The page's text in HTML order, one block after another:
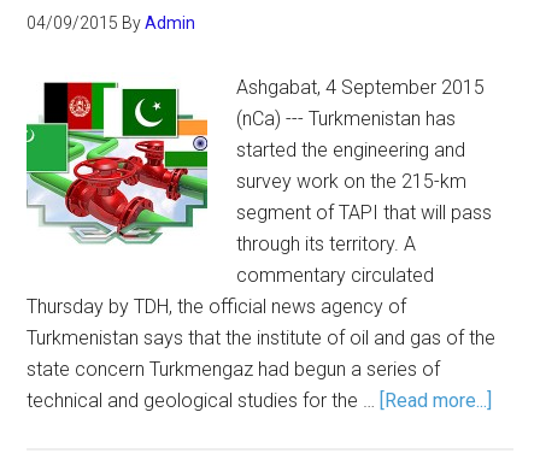
04/09/2015 ByAdmin
Ashgabat, 4 September 2015
(nCa) --- Turkmenistan has
started the engineering and
survey work on the 215-km
segment of TAPI that will pass
through its territory. A
commentary circulated
Thursday by TDH, the official news agency of
Turkmenistan says that the institute of oil and gas of the
state concern Turkmengaz had begun a series of
technical and geological studies for the … [Read more...]